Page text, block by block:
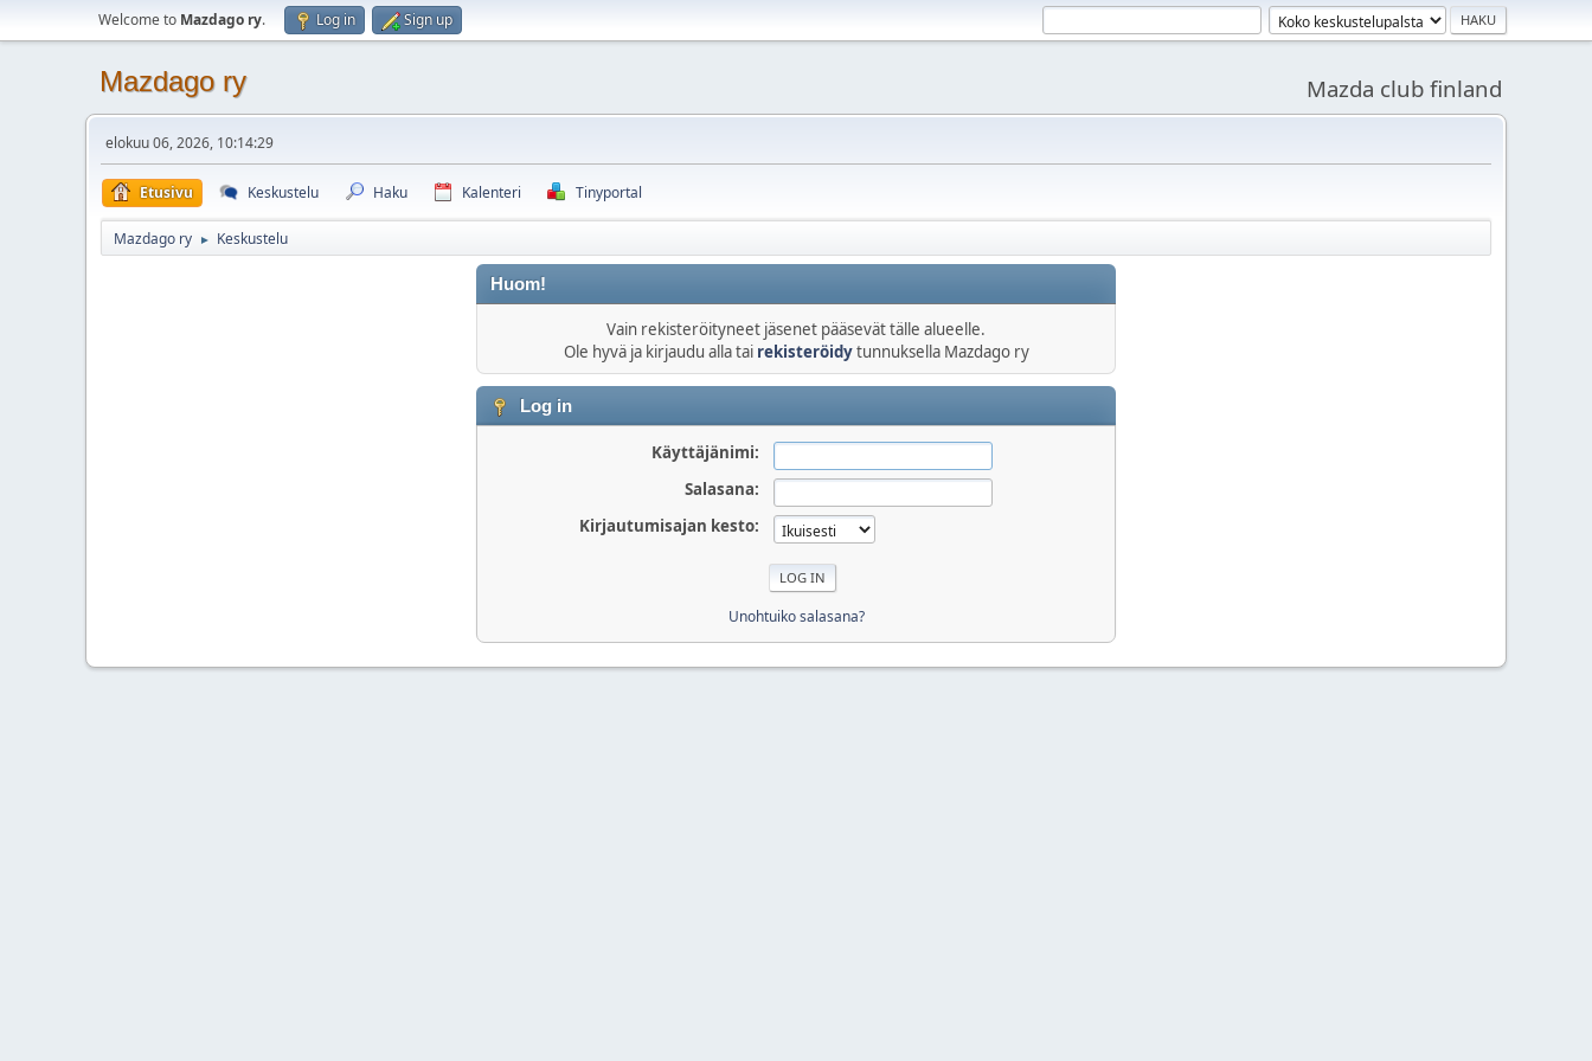
Welcome to Mazdago ry. Log in Sign up
Mazdago ry Mazda club finland
elokuu 06, 2026, 10:14:29
Etusivu Keskustelu Haku Kalenteri Tinyportal
Mazdago ry ► Keskustelu
Huom!
Vain rekisteröityneet jäsenet pääsevät tälle alueelle.
Ole hyvä ja kirjaudu alla tai rekisteröidytunnuksella Mazdago ry
Log in
Käyttäjänimi:
Salasana:
Kirjautumisajan kesto:
Unohtuiko salasana?